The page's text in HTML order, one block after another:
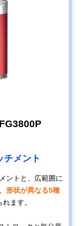
チメント
ントと、広範囲に
形状が異なる5種
れます。